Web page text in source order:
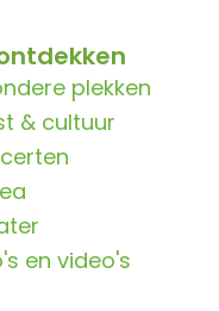
plekken
& cultuur
en video's